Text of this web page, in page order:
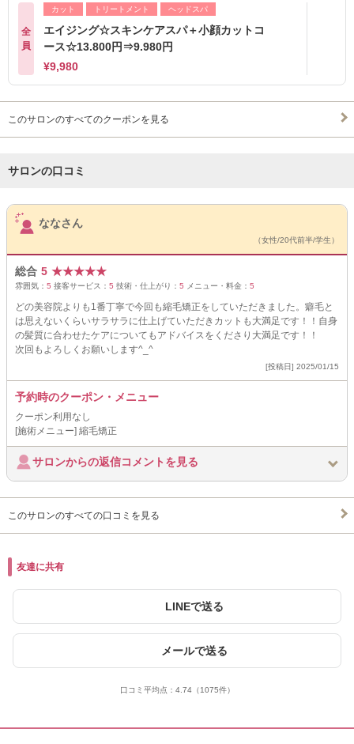
全
員
カット トリートメント ヘッドスパ
エイジング☆スキンケアスパ＋小顔カットコ
ース☆13.800円⇒9.980円
¥9,980
このサロンのすべてのクーポンを見る
サロンの口コミ
サロンPick Up
ななさん
（女性/20代前半/学生）
総合 5 ★★★★★
雰囲気： 5 接客サービス： 5 技術・仕上がり： 5 メニュー・料金： 5
どの美容院よりも1番丁寧で今回も縮毛矯正をしていただきました。癖毛と
は思えないくらいサラサラに仕上げていただきカットも大満足です！！自身
の髪質に合わせたケアについてもアドバイスをくださり大満足です！！
次回もよろしくお願いします^_^
[投稿日] 2025/01/15
予約時のクーポン・メニュー
クーポン利用なし
[施術メニュー] 縮毛矯正
サロンからの返信コメントを見る
このサロンのすべての口コミを見る
友達に共有
LINEで送る
メールで送る
口コミ平均点： 4.74（1075件）